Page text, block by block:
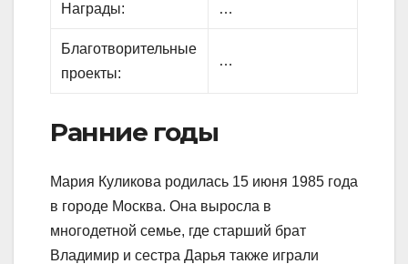
Награды: …
Благотворительные
проекты:
…
Ранние годы
Мария Куликова родилась 15 июня 1985 года
в городе Москва. Она выросла в
многодетной семье, где старший брат
Владимир и сестра Дарья также играли